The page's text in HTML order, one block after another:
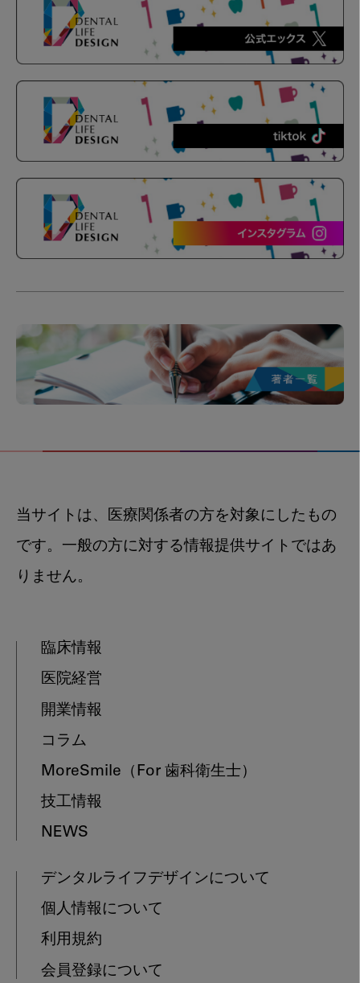
当サイトは、医療関係者の方を対象にしたもの
です。一般の方に対する情報提供サイトではあ
りません。
臨床情報
医院経営
開業情報
コラム
MoreSmile （For 歯科衛生士）
技工情報
NEWS
デンタルライフデザインについて
個人情報について
利用規約
会員登録について